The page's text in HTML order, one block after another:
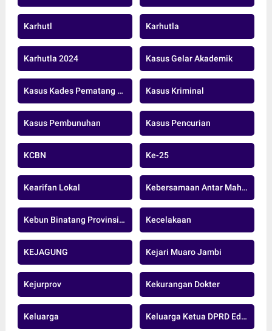
Karhutl Karhutla
Karhutla 2024 Kasus Gelar Akademik
Kasus Kades Pematang Raman Kasus Kriminal
Kasus Pembunuhan Kasus Pencurian
KCBN Ke-25
Kearifan Lokal Kebersamaan Antar Mahasiswa Tebo
Kebun Binatang Provinsi Jambi Kecelakaan
KEJAGUNG Kejari Muaro Jambi
Kejurprov Kekurangan Dokter
Keluarga Keluarga Ketua DPRD Edi Purwanto